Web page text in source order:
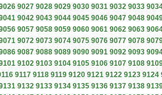
9027 9028 9029 9030 9031 9032 9033
9042 9043 9044 9045 9046 9047 9048
9057 9058 9059 9060 9061 9062 9063
9072 9073 9074 9075 9076 9077 9078
9087 9088 9089 9090 9091 9092 9093
9102 9103 9104 9105 9106 9107 9108
9117 9118 9119 9120 9121 9122 9123 9124
9132 9133 9134 9135 9136 9137 9138